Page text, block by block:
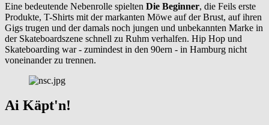
Eine bedeutende Nebenrolle spielten Die Beginner, die Feils erste
Produkte, T-Shirts mit der markanten Möwe auf der Brust, auf ihren
Gigs trugen und der damals noch jungen und unbekannten Marke in
der Skateboardszene schnell zu Ruhm verhalfen. Hip Hop und
Skateboarding war - zumindest in den 90ern - in Hamburg nicht
voneinander zu trennen.
Ai Käpt'n!